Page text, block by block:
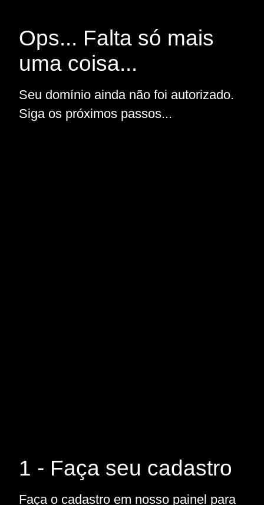
Ops... Falta só mais
uma coisa...
Seu domínio ainda não foi autorizado.
Siga os próximos passos...
1 - Faça seu cadastro
Faça o cadastro em nosso painel para